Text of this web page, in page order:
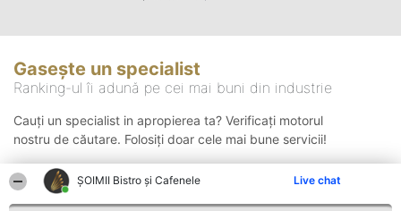
ȘOIMII Bistro și Cafenele Live chat
Gasește un specialist
Ranking-ul îi adună pe cei mai buni din industrie
Cauți un specialist in apropierea ta? Verificați motorul
nostru de căutare. Folosiți doar cele mai bune servicii!